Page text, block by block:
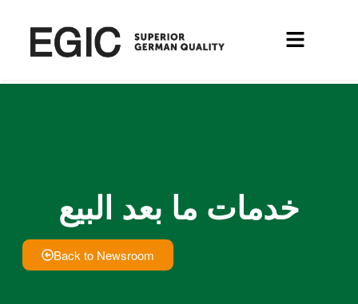
خدمات ما بعد البيع
Back to Newsroom